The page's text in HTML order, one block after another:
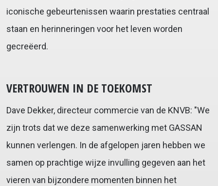
iconische gebeurtenissen waarin prestaties centraal
staan en herinneringen voor het leven worden
gecreëerd.
VERTROUWEN IN DE TOEKOMST
Dave Dekker, directeur commercie van de KNVB: "We
zijn trots dat we deze samenwerking met GASSAN
kunnen verlengen. In de afgelopen jaren hebben we
samen op prachtige wijze invulling gegeven aan het
vieren van bijzondere momenten binnen het